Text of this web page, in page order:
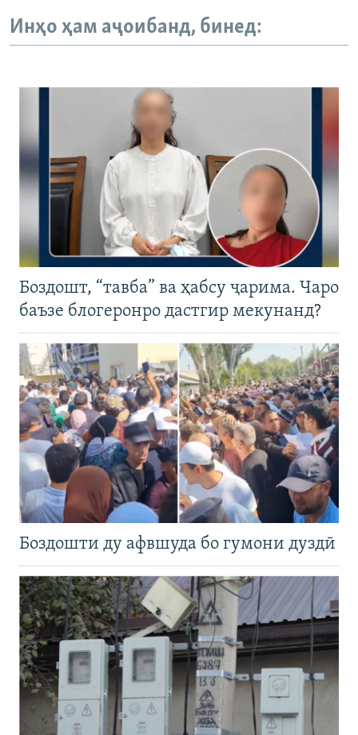
Инҳо ҳам аҷоибанд, бинед:
Боздошт, “тавба” ва ҳабсу ҷарима. Чаро
баъзе блогеронро дастгир мекунанд?
Боздошти ду афвшуда бо гумони дуздӣ